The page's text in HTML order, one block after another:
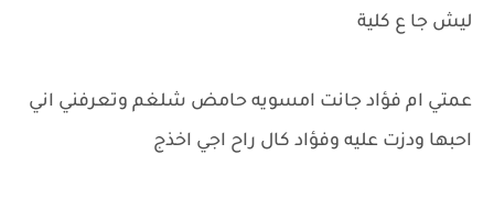
ليش جا ع كلية
عمتي ام فؤاد جانت امسويه حامض شلغم وتعرفني اني
احبها ودزت عليه وفؤاد كال راح اجي اخذج